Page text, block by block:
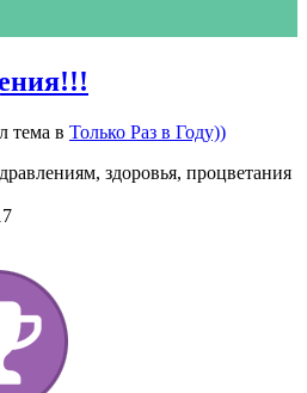
тема в Только Раз в Году))
здоровья, процветания